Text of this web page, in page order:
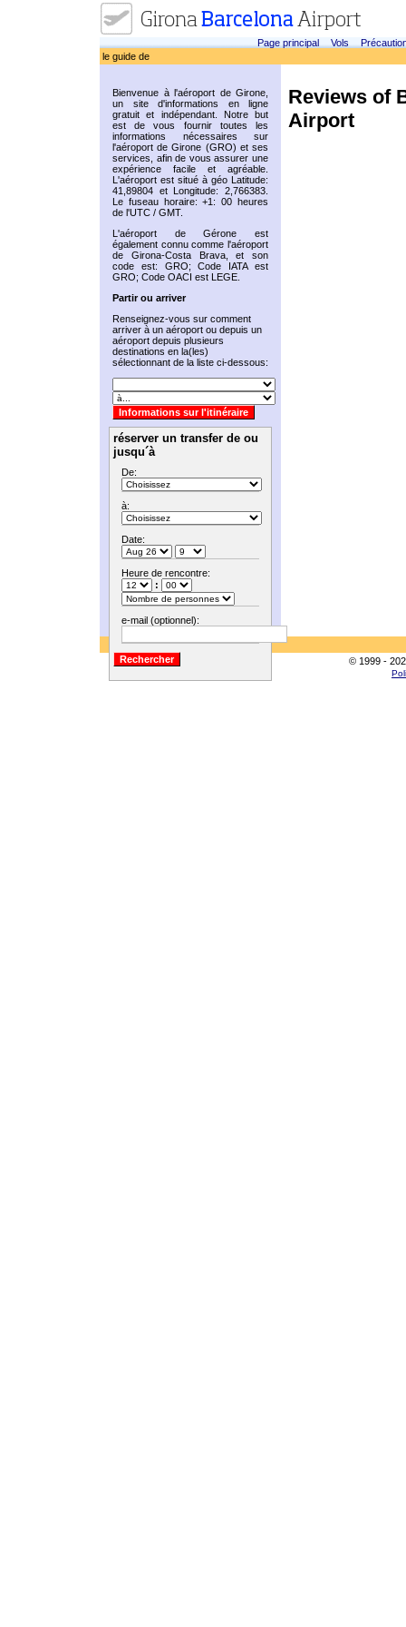
Page principal Vols
le guide de
Bienvenue à l'aéroport de Girone,
un site d'informations en ligne
gratuit et indépendant. Notre but
est de vous fournir toutes les
informations nécessaires sur
l'aéroport de Girone (GRO) et ses
services, afin de vous assurer une
expérience facile et agréable.
L'aéroport est situé à géo Latitude:
41,89804 et Longitude: 2,766383.
Le fuseau horaire: +1: 00 heures
de l'UTC / GMT.
L'aéroport de Gérone est
également connu comme l'aéroport
de Girona-Costa Brava, et son
code est: GRO; Code IATA est
GRO; Code OACI est LEGE.
Partir ou arriver
Renseignez-vous sur comment
arriver à un aéroport ou depuis un
aéroport depuis plusieurs
destinations en la(les)
sélectionnant de la liste ci-dessous:
réserver un transfer de ou
jusqu´à
De:
à:
Date:
Heure de rencontre:
:
e-mail (optionnel):
Reviews of
Airport
© 1999 -